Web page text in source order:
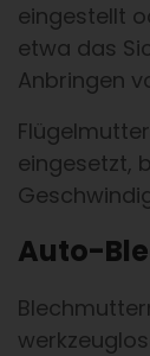
eingestellt
etwa das
Anbringen
eingesetzt,
Auto-